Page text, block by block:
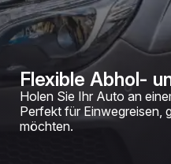
Flexible Abhol-
Holen Sie Ihr Auto an
Perfekt für Einwegreisen,
möchten.